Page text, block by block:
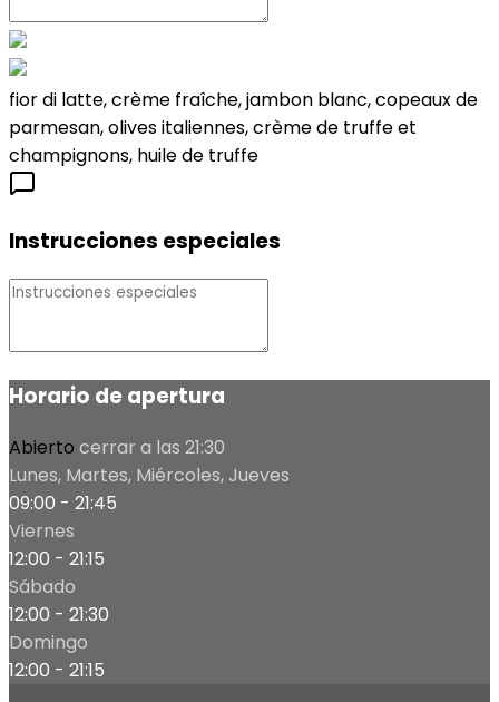
fior di latte, crème fraîche, jambon blanc, copeaux de
parmesan, olives italiennes, crème de truffe et
champignons, huile de truffe
Instrucciones especiales
Horario de apertura
Abierto cerrar a las 21:30
Lunes, Martes, Miércoles, Jueves
09:00 - 21:45
Viernes
12:00 - 21:15
Sábado
12:00 - 21:30
Domingo
12:00 - 21:15